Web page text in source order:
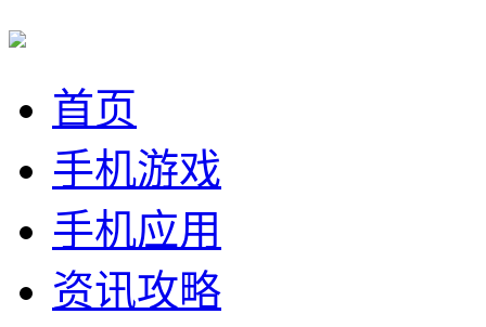
首页
手机游戏
手机应用
资讯攻略